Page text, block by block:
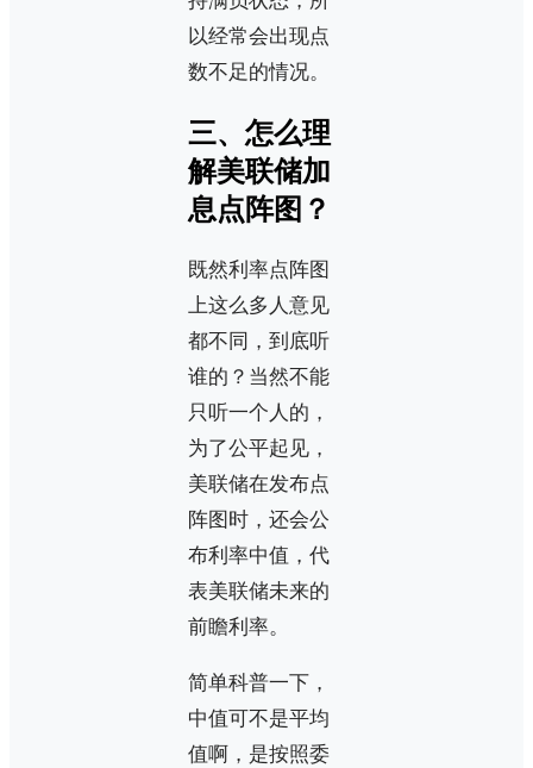
以经常会出现点
数不足的情况。
三、怎么理
解美联储加
息点阵图？
既然利率点阵图
上这么多人意见
都不同，到底听
谁的？当然不能
只听一个人的，
为了公平起见，
美联储在发布点
阵图时，还会公
布利率中值，代
表美联储未来的
前瞻利率。
简单科普一下，
中值可不是平均
值啊，是按照委